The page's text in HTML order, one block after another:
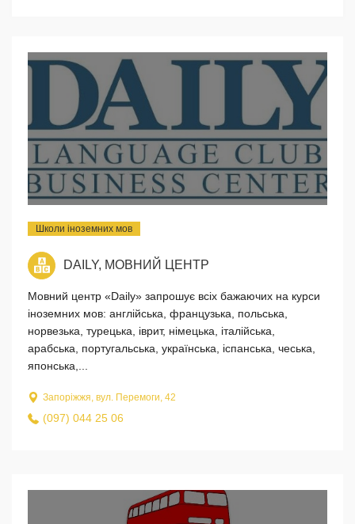
Школи іноземних мов
DAILY, МОВНИЙ ЦЕНТР
Мовний центр «Daily» запрошує всіх бажаючих на курси
іноземних мов: англійська, французька, польська,
норвезька, турецька, іврит, німецька, італійська,
арабська, португальська, українська, іспанська, чеська,
японська,...
Запоріжжя, вул. Перемоги, 42
(097) 044 25 06